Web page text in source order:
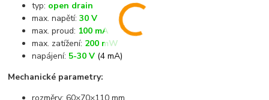
typ: open drain
max. napětí:30 V
max. proud: 100 mA
max. zatížení: 200 mW
napájení: 5-30 V (4 mA)
Mechanické parametry: